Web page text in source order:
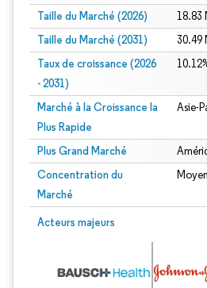
Taille du Marché (2026) 18.83
Taille du Marché (2031) 30.49
Taux de croissance (2026
- 2031)
Marché à la Croissance la
Plus Rapide
Asie-
Plus Grand Marché
Concentration du
Marché
Moyen
Acteurs majeurs
Image © Mordor Intelligence. La